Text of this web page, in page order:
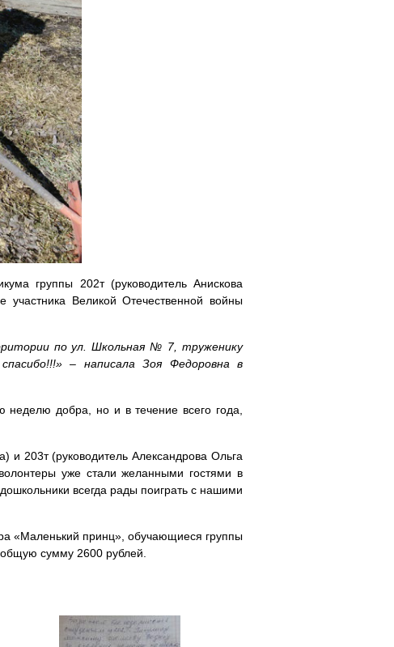
группы 202т (руководитель Анискова
Великой Отечественной войны
по ул. Школьная № 7, труженику
– написала Зоя Федоровна в
неделю добра, но и в течение всего года,
и 203т (руководитель Александрова Ольга
уже стали желанными гостями в
всегда рады поиграть с нашими
«Маленький принц», обучающиеся группы
сумму 2600 рублей.